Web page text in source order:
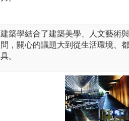
建築學結合了建築美學、人文藝術
問，關心的議題大到從生活環境、
具。